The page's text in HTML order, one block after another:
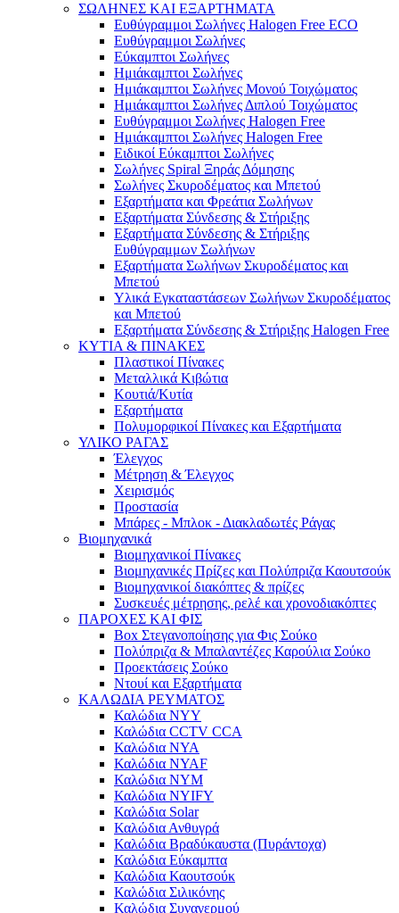
ΣΩΛΗΝΕΣ ΚΑΙ ΕΞΑΡΤΗΜΑΤΑ
Ευθύγραμμοι Σωλήνες Halogen Free ECO
Ευθύγραμμοι Σωλήνες
Εύκαμπτοι Σωλήνες
Ημιάκαμπτοι Σωλήνες
Ημιάκαμπτοι Σωλήνες Μονού Τοιχώματος
Ημιάκαμπτοι Σωλήνες Διπλού Τοιχώματος
Ευθύγραμμοι Σωλήνες Halogen Free
Ημιάκαμπτοι Σωλήνες Halogen Free
Ειδικοί Εύκαμπτοι Σωλήνες
Σωλήνες Spiral Ξηράς Δόμησης
Σωλήνες Σκυροδέματος και Μπετού
Εξαρτήματα και Φρεάτια Σωλήνων
Εξαρτήματα Σύνδεσης & Στήριξης
Εξαρτήματα Σύνδεσης & Στήριξης
Ευθύγραμμων Σωλήνων
Εξαρτήματα Σωλήνων Σκυροδέματος και
Μπετού
Υλικά Εγκαταστάσεων Σωλήνων Σκυροδέματος
και Μπετού
Εξαρτήματα Σύνδεσης & Στήριξης Halogen Free
ΚΥΤΙΑ & ΠΙΝΑΚΕΣ
Πλαστικοί Πίνακες
Μεταλλικά Κιβώτια
Κουτιά/Κυτία
Εξαρτήματα
Πολυμορφικοί Πίνακες και Εξαρτήματα
ΥΛΙΚΟ ΡΑΓΑΣ
Έλεγχος
Μέτρηση & Έλεγχος
Χειρισμός
Προστασία
Μπάρες - Μπλοκ - Διακλαδωτές Ράγας
Βιομηχανικά
Βιομηχανικοί Πίνακες
Βιομηχανικές Πρίζες και Πολύπριζα Καουτσούκ
Βιομηχανικοί διακόπτες & πρίζες
Συσκευές μέτρησης, ρελέ και χρονοδιακόπτες
ΠΑΡΟΧΕΣ ΚΑΙ ΦΙΣ
Box Στεγανοποίησης για Φις Σούκο
Πολύπριζα & Μπαλαντέζες Καρούλια Σούκο
Προεκτάσεις Σούκο
Ντουί και Εξαρτήματα
ΚΑΛΩΔΙΑ ΡΕΥΜΑΤΟΣ
Καλώδια NYY
Καλώδια CCTV CCA
Καλώδια NYA
Καλώδια NYAF
Καλώδια NYM
Καλώδια NYIFY
Καλώδια Solar
Καλώδια Ανθυγρά
Καλώδια Βραδύκαυστα (Πυράντοχα)
Καλώδια Εύκαμπτα
Καλώδια Καουτσούκ
Καλώδια Σιλικόνης
Καλώδια Συναγερμού